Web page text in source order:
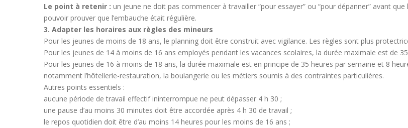
Le point à retenir : un jeune ne doit pas commencer à travailler “pour essayer” ou “pour dépanner” avant
pouvoir prouver que l’embauche était régulière.
3. Adapter les horaires aux règles des mineurs
Pour les jeunes de moins de 18 ans, le planning doit être construit avec vigilance. Les règles sont plus
Pour les jeunes de 14 à moins de 16 ans employés pendant les vacances scolaires, la durée maximale est de
Pour les jeunes de 16 à moins de 18 ans, la durée maximale est en principe de 35 heures par semaine et 8
notamment l’hôtellerie-restauration, la boulangerie ou les métiers soumis à des contraintes particulières.
Autres points essentiels :
aucune période de travail effectif ininterrompue ne peut dépasser 4 h 30 ;
une pause d’au moins 30 minutes doit être accordée après 4 h 30 de travail ;
le repos quotidien doit être d’au moins 14 heures pour les moins de 16 ans ;